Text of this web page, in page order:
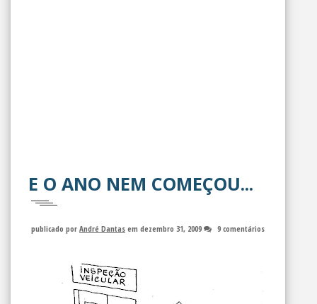
E O ANO NEM COMEÇOU...
publicado por André Dantas em dezembro 31, 2009 9 comentários